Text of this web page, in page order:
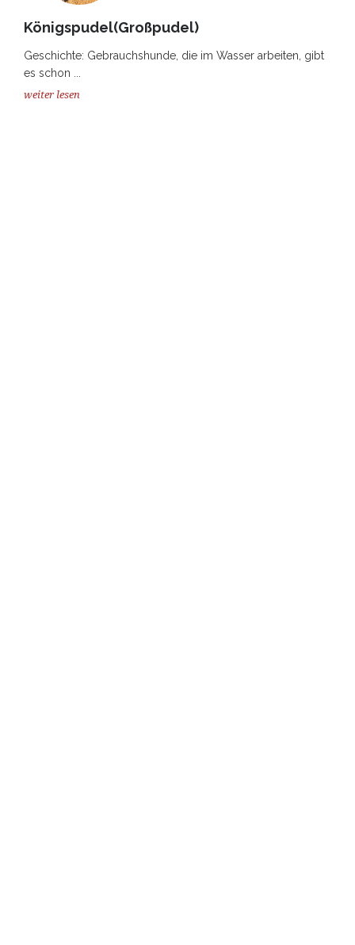
Königspudel(Großpudel)
Geschichte: Gebrauchshunde, die im Wasser arbeiten, gibt
es schon ...
weiter lesen